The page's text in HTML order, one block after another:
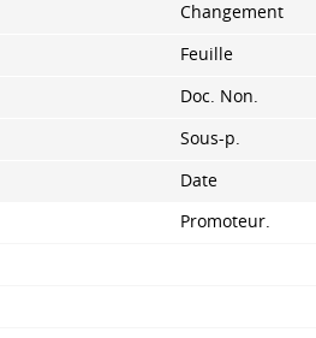
Changement
Feuille
Doc. Non.
Sous-p.
Date
Promoteur.